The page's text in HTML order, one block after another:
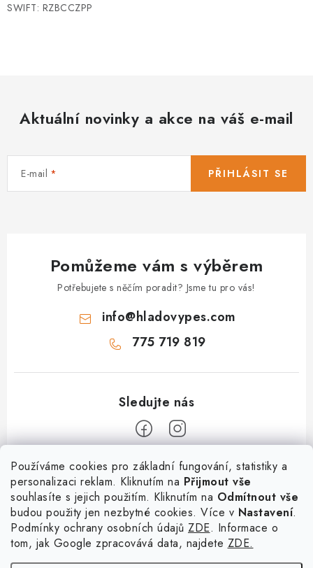
Používáme cookies pro základní fungování, statistiky a
personalizaci reklam. Kliknutím na Přijmout vše
souhlasíte s jejich použitím. Kliknutím na Odmítnout vše
budou použity jen nezbytné cookies. Více v Nastavení.
Podmínky ochrany osobních údajů ZDE. Informace o
tom, jak Google zpracovává data, najdete ZDE.
SWIFT: RZBCCZPP
Aktuální novinky a akce na váš e-mail
E-mail PŘIHLÁSIT SE
Pomůžeme vám s výběrem
Potřebujete s něčím poradit? Jsme tu pro vás!
info@hladovypes.com
775 719 819
Informace
O nás
Kontakty
Služby
PetExpert - pojištění psů